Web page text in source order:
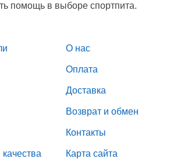
помощь в выборе спортпита.
О нас
Оплата
Доставка
Возврат и обмен
Контакты
Карта сайта